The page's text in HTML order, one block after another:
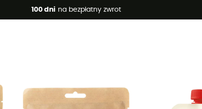
100 dni na bezpłatny zwrot
-5% DODATKOWO przy zakupie 2 produktów*, kod Summer5